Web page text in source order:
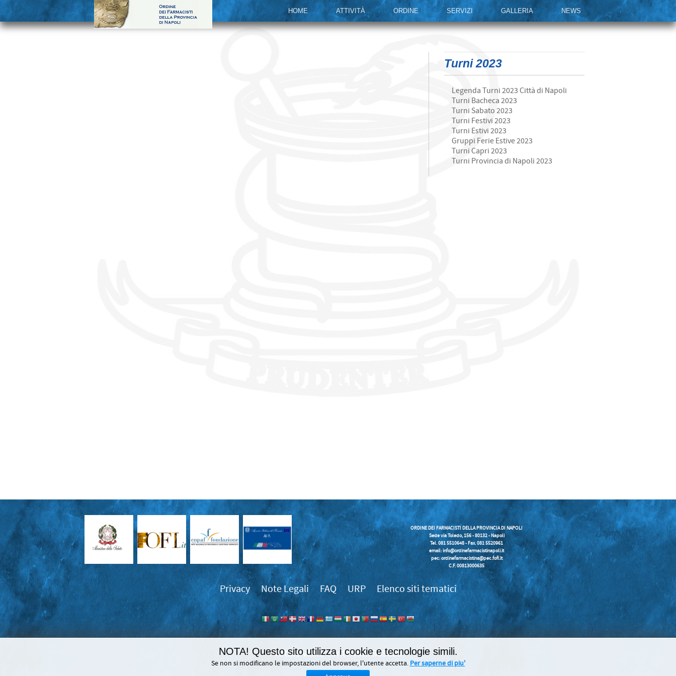
HOME ATTIVITÀ ORDINE SERVIZI GALLERIA NEWS
Turni 2023
Legenda Turni 2023 Città di Napoli
Turni Bacheca 2023
Turni Sabato 2023
Turni Festivi 2023
Turni Estivi 2023
Gruppi Ferie Estive 2023
Turni Capri 2023
Turni Provincia di Napoli 2023
ORDINE DEI FARMACISTI DELLA PROVINCIA DI NAPOLI
Sede via Toledo, 156 - 80132 - Napoli
Tel. 081 5510648 - Fax. 081 5520961
email:info@ordinefarmacistinapoli.it
pec: ordinefarmacistina@pec.fofi.it
C.F. 00813000635
Privacy Note Legali FAQ URP Elenco siti tematici
989859
NOTA! Questo sito utilizza i cookie e tecnologie simili.
Se non si modificano le impostazioni del browser, l'utente accetta. Per saperne di piu'